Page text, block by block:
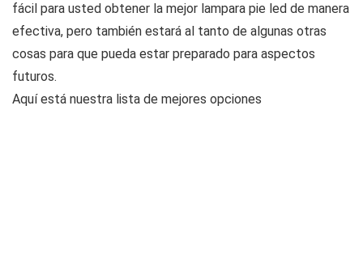
fácil para usted obtener la mejor lampara pie led de manera
efectiva, pero también estará al tanto de algunas otras
cosas para que pueda estar preparado para aspectos
futuros.
Aquí está nuestra lista de mejores opciones